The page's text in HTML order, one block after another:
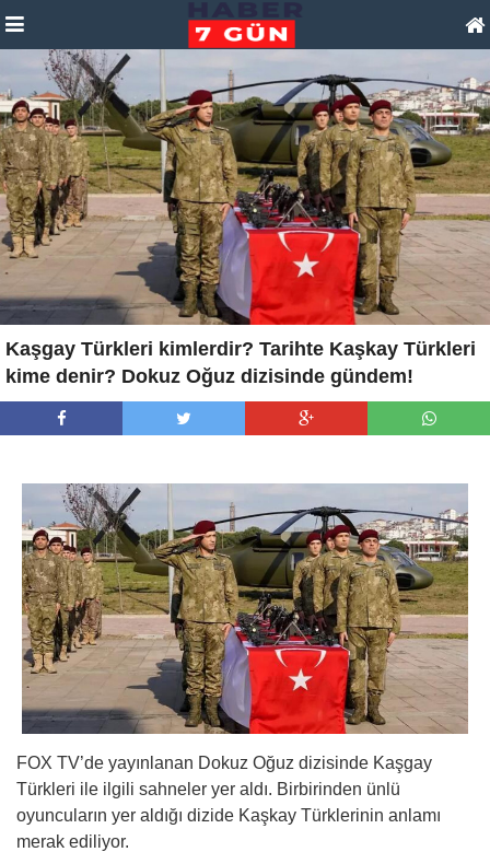
Kaşgay Türkleri kimlerdir? Tarihte Kaşkay Türkleri
kime denir? Dokuz Oğuz dizisinde gündem!
FOX TV’de yayınlanan Dokuz Oğuz dizisinde Kaşgay
Türkleri ile ilgili sahneler yer aldı. Birbirinden ünlü
oyuncuların yer aldığı dizide Kaşkay Türklerinin anlamı
merak ediliyor.